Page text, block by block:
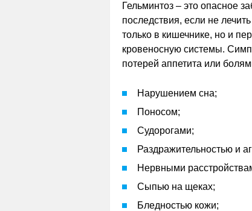
Гельминтоз – это опасное
последствия, если не
только в кишечнике, но и
кровеносную системы.
потерей аппетита или
Нарушением сна;
Поносом;
Судорогами;
Раздражительностью и
Нервными
Сыпью на щеках;
Бледностью кожи;